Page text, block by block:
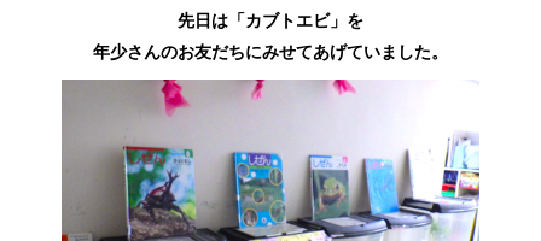
先日は「カブトエビ」を
年少さんのお友だちにみせてあげていました。